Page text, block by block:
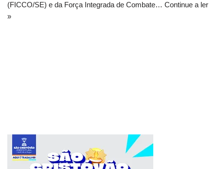
(FICCO/SE) e da Força Integrada de Combate… Continue a ler
»